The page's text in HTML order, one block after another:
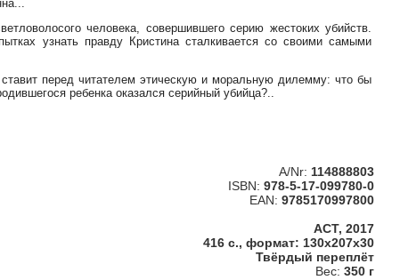
человека, совершившего серию жестоких убийств.
узнать правду Кристина сталкивается со своими самыми
перед читателем этическую и моральную дилемму: что бы
ребенка оказался серийный убийца?..
A/Nr: 114888803
ISBN: 978-5-17-099780-0
EAN: 9785170997800
АСТ, 2017
416 с., формат: 130x207x30
Твёрдый переплёт
Вес: 350 г